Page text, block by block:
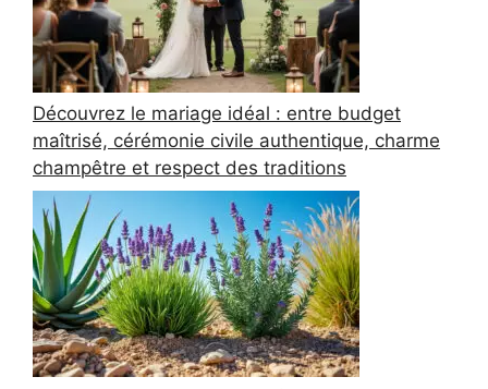
Découvrez le mariage idéal : entre budget
maîtrisé, cérémonie civile authentique, charme
champêtre et respect des traditions